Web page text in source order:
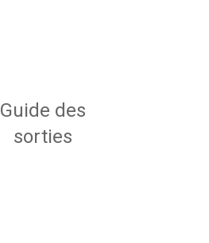
Guide des
sorties